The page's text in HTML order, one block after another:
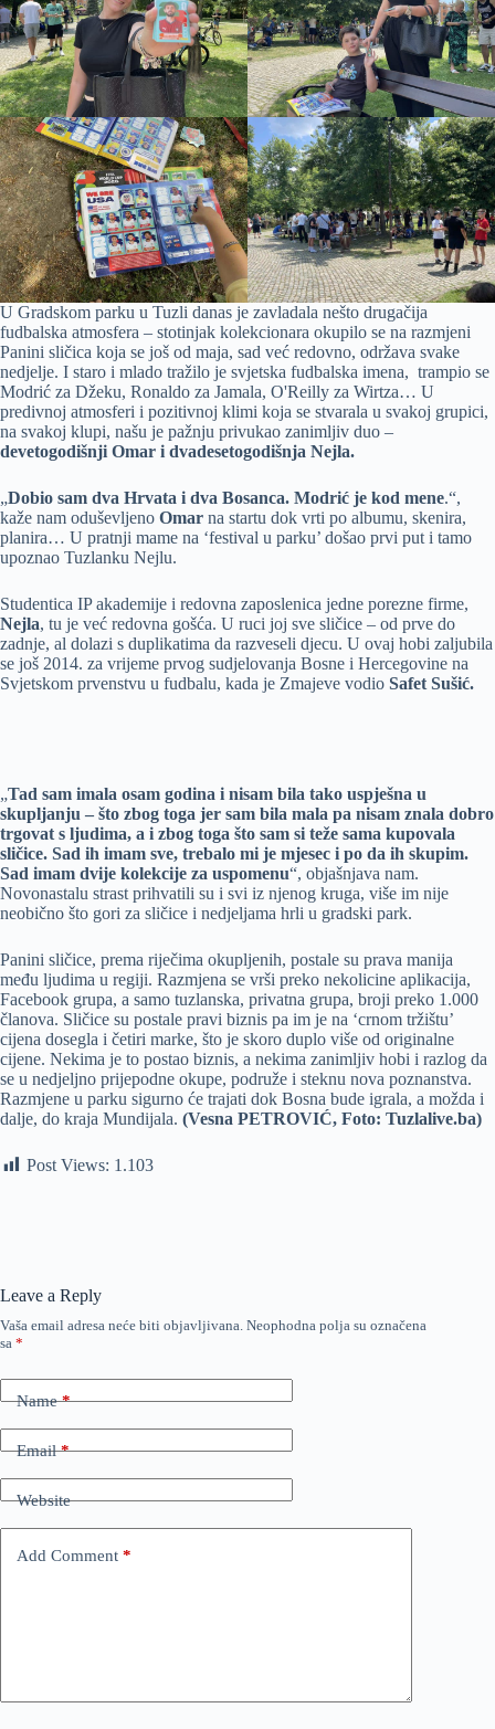
U Gradskom parku u Tuzli danas je zavladala nešto drugačija
fudbalska atmosfera – stotinjak kolekcionara okupilo se na razmjeni
Panini sličica koja se još od maja, sad već redovno, održava svake
nedjelje. I staro i mlado tražilo je svjetska fudbalska imena, trampio se
Modrić za Džeku, Ronaldo za Jamala, O'Reilly za Wirtza… U
predivnoj atmosferi i pozitivnoj klimi koja se stvarala u svakoj grupici,
na svakoj klupi, našu je pažnju privukao zanimljiv duo –
devetogodišnji Omar i dvadesetogodišnja Nejla.
„Dobio sam dva Hrvata i dva Bosanca. Modrić je kod mene.“,
kaže nam oduševljeno Omar na startu dok vrti po albumu, skenira,
planira… U pratnji mame na ‘festival u parku’ došao prvi put i tamo
upoznao Tuzlanku Nejlu.
Studentica IP akademije i redovna zaposlenica jedne porezne firme,
Nejla, tu je već redovna gošća. U ruci joj sve sličice – od prve do
zadnje, al dolazi s duplikatima da razveseli djecu. U ovaj hobi zaljubila
se još 2014. za vrijeme prvog sudjelovanja Bosne i Hercegovine na
Svjetskom prvenstvu u fudbalu, kada je Zmajeve vodio Safet Sušić.
„Tad sam imala osam godina i nisam bila tako uspješna u
skupljanju – što zbog toga jer sam bila mala pa nisam znala dobro
trgovat s ljudima, a i zbog toga što sam si teže sama kupovala
sličice. Sad ih imam sve, trebalo mi je mjesec i po da ih skupim.
Sad imam dvije kolekcije za uspomenu“, objašnjava nam.
Novonastalu strast prihvatili su i svi iz njenog kruga, više im nije
neobično što gori za sličice i nedjeljama hrli u gradski park.
Panini sličice, prema riječima okupljenih, postale su prava manija
među ljudima u regiji. Razmjena se vrši preko nekolicine aplikacija,
Facebook grupa, a samo tuzlanska, privatna grupa, broji preko 1.000
članova. Sličice su postale pravi biznis pa im je na ‘crnom tržištu’
cijena dosegla i četiri marke, što je skoro duplo više od originalne
cijene. Nekima je to postao biznis, a nekima zanimljiv hobi i razlog da
se u nedjeljno prijepodne okupe, podruže i steknu nova poznanstva.
Razmjene u parku sigurno će trajati dok Bosna bude igrala, a možda i
dalje, do kraja Mundijala. (Vesna PETROVIĆ, Foto: Tuzlalive.ba)
Post Views: 1.103
Leave a Reply
Vaša email adresa neće biti objavljivana. Neophodna polja su označena
sa *
Name*
Email*
Website
Add Comment *